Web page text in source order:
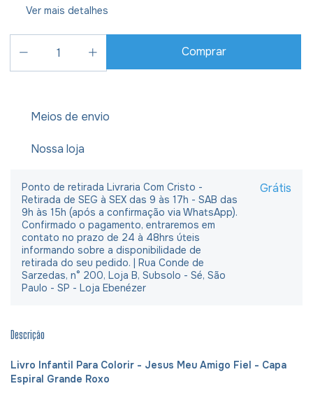
Ver mais detalhes
Meios de envio
Nossa loja
Ponto de retirada Livraria Com Cristo -
Retirada de SEG à SEX das 9 às 17h - SAB das
9h às 15h (após a confirmação via WhatsApp).
Confirmado o pagamento, entraremos em
contato no prazo de 24 à 48hrs úteis
informando sobre a disponibilidade de
retirada do seu pedido. | Rua Conde de
Sarzedas, n° 200, Loja B, Subsolo - Sé, São
Paulo - SP - Loja Ebenézer
Grátis
Descrição
Livro Infantil Para Colorir - Jesus Meu Amigo Fiel - Capa
Espiral Grande Roxo